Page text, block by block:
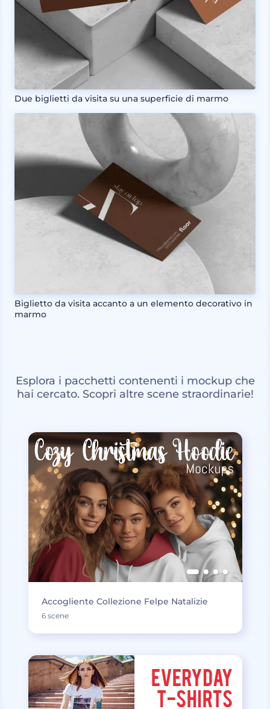
Due biglietti da visita su una superficie di marmo
Biglietto da visita accanto a un elemento decorativo in
marmo
Esplora i pacchetti contenenti i mockup che
hai cercato. Scopri altre scene straordinarie!
Accogliente Collezione Felpe Natalizie
6 scene